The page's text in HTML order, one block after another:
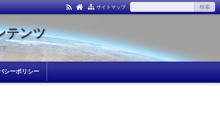
サイトマップ
テンツ
す
シーポリシー